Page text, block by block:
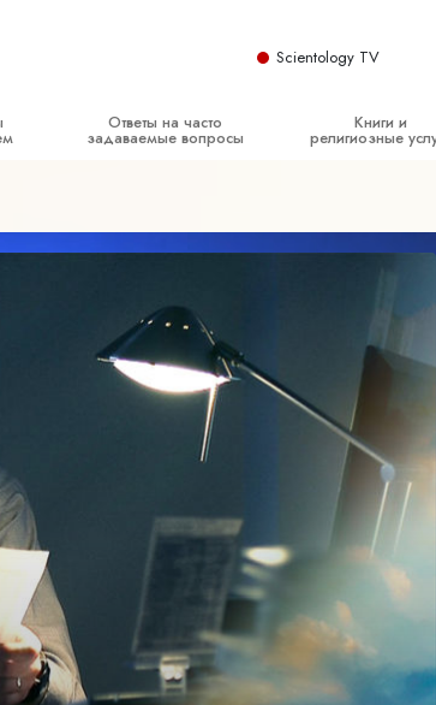
Scientology TV
за права человека
комиссия по правам
добровольные
Ответы на часто
задаваемые вопросы
Книги и
религиозные
Вводные фильмы
Начальные религиозные услуги
окружению
Помощь при
Целостность и
Супружество
Шкала
Решение
Дети
Инструменты для
в работе